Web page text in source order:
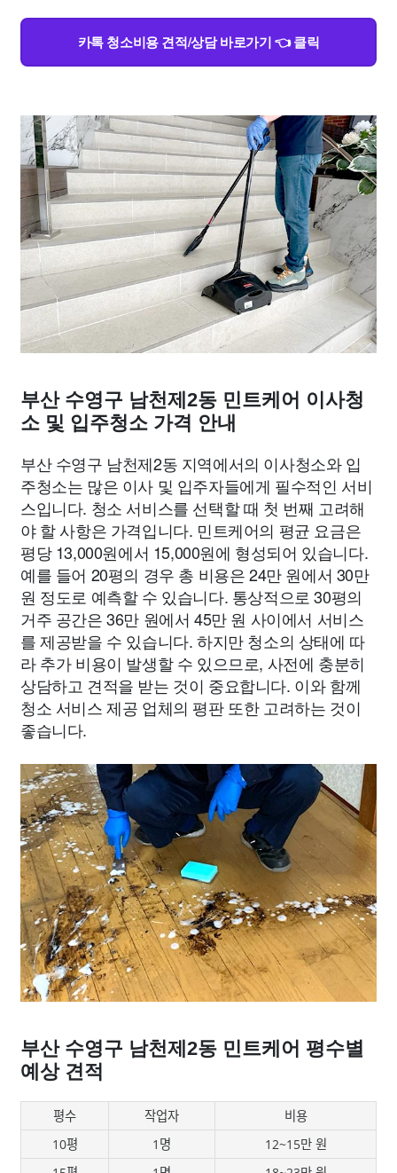
카톡 청소비용 견적/상담 바로가기 👈 클릭
부산 수영구 남천제2동 민트케어 이사청
소 및 입주청소 가격 안내
부산 수영구 남천제2동 지역에서의 이사청소와 입
주청소는 많은 이사 및 입주자들에게 필수적인 서비
스입니다. 청소 서비스를 선택할 때 첫 번째 고려해
야 할 사항은 가격입니다. 민트케어의 평균 요금은
평당 13,000원에서 15,000원에 형성되어 있습니다.
예를 들어 20평의 경우 총 비용은 24만 원에서 30만
원 정도로 예측할 수 있습니다. 통상적으로 30평의
거주 공간은 36만 원에서 45만 원 사이에서 서비스
를 제공받을 수 있습니다. 하지만 청소의 상태에 따
라 추가 비용이 발생할 수 있으므로, 사전에 충분히
상담하고 견적을 받는 것이 중요합니다. 이와 함께
청소 서비스 제공 업체의 평판 또한 고려하는 것이
좋습니다.
부산 수영구 남천제2동 민트케어 평수별
예상 견적
평수 작업자
비용
10평
1명
12~15만 원